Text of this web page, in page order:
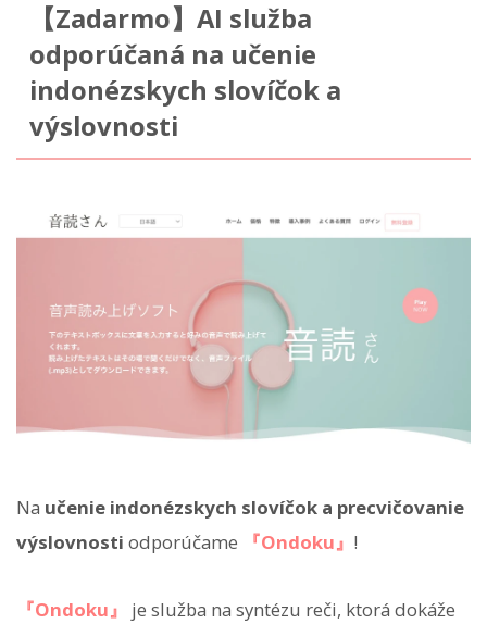
【Zadarmo】AI služba
odporúčaná na učenie
indonézskych slovíčok a
výslovnosti
Na učenie indonézskych slovíčok a precvičovanie
výslovnosti odporúčame 『Ondoku』 !
『Ondoku』
je služba na syntézu reči, ktorá dokáže